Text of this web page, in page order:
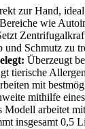
zur Hand,
wie
Schmutz zu
Überzeugt
tierische
mit
mithilfe
Modell arbeitet
insgesamt 0,5